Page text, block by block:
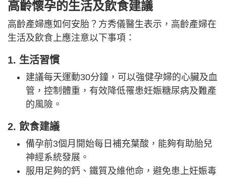
高齡懷孕的生活及飲食建議
高齡產婦應如何安胎？方秀儀醫生表示，高齡產婦在
生活及飲食上應注意以下事項：
1. 生活習慣
建議每天運動30分鐘，可以強健孕婦的心臟及血
管，控制體重，有效降低罹患妊娠糖尿病及難產
的風險。
2. 飲食建議
備孕前3個月開始每日補充葉酸，能夠有助胎兒
神經系統發展。
服用足夠的鈣、鐵質及維他命，避免患上妊娠毒